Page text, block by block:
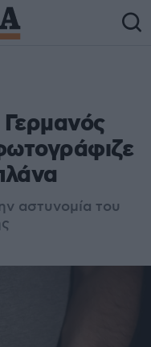
αστυνομία του